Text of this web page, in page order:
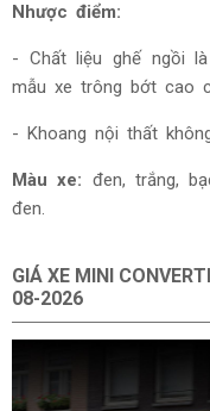
Nhược điểm:
- Chất liệu ghế ngồi
mẫu xe trông bớt cao
- Khoang nội thất
Màu xe: đen, trắng,
đen.
GIÁ XE MINI
08-2026